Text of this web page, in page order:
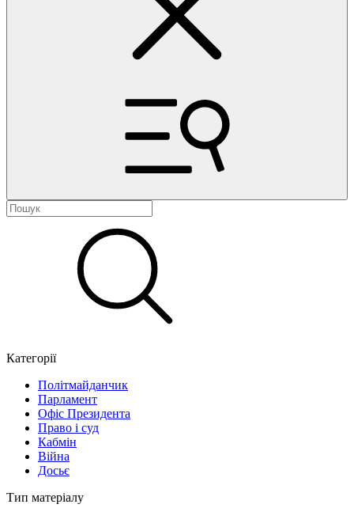
Категорії
Політмайданчик
Парламент
Офіс Президента
Право і суд
Кабмін
Війна
Досьє
Тип матеріалу